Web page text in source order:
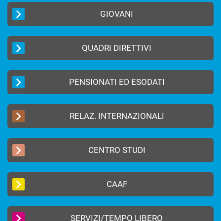
GIOVANI
QUADRI DIRETTIVI
PENSIONATI ED ESODATI
RELAZ. INTERNAZIONALI
CENTRO STUDI
CAAF
SERVIZI/TEMPO LIBERO